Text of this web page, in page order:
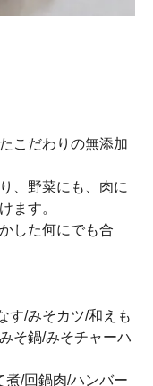
こだわりの無添加
、野菜にも、肉に
ます。
した何にでも合
す/みそカツ/和えも
そ鍋/みそチャーハ
煮/回鍋肉/ハンバー